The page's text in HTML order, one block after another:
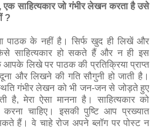
एक साहित्यकार जो गंभीर लेखन करता है उसे
?
पाठक के नहीं है। सिर्फ खुद ही लिखें और
साहित्‍यकार हो सकते हैं और न ही इस
आपके लिखे पर पाठक की प्रतिक्रिया प्राप्‍त
और लिखने की गति सौगुनी हो जाती है।
गंभीर लेखन को भी जन-जन से जोड़ते हुए
मेरा ऐसा मानना है। साहित्‍यकार को
चाहिए। इसकी पुष्टि आप प्रख्‍यात
हैं। वे चाहे रोज अपने ब्‍लॉग पर पोस्‍ट न